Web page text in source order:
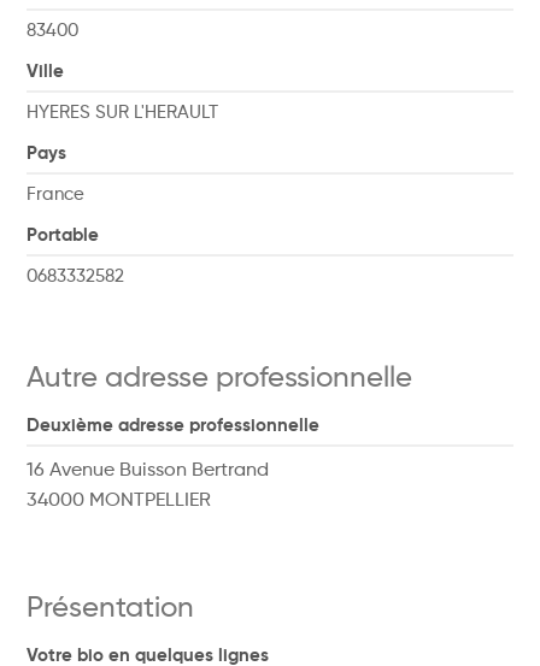
83400
Ville
HYERES SUR L'HERAULT
Pays
France
Portable
0683332582
Autre adresse professionnelle
Deuxième adresse professionnelle
16 Avenue Buisson Bertrand
34000 MONTPELLIER
Présentation
Votre bio en quelques lignes